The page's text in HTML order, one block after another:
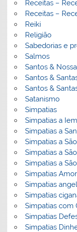
Receitas –
Receitas –
Reiki
Religião
Sabedorias e
Salmos
Santos &
Santos &
Santos &
Satanismo
Simpatias
Simpatias a
Simpatias a
Simpatias a
Simpatias a
Simpatias a
Simpatias Amor
Simpatias
Simpatias
Simpatias com
Simpatias
Simpatias